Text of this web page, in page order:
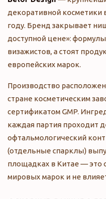
декоративной косметики
году. Бренд закрывает
доступной цене»:
визажистов, а стоят
европейских марок.
Производство
стране косметическим
сертификатом GMP.
каждая партия проходит
офтальмологический
(отдельные спарклы)
площадках в Китае — это
мировых марок и не